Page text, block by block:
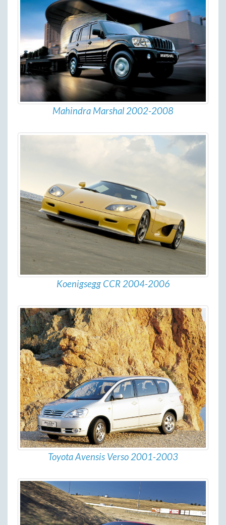
Mahindra Marshal 2002-2008
Koenigsegg CCR 2004-2006
Toyota Avensis Verso 2001-2003